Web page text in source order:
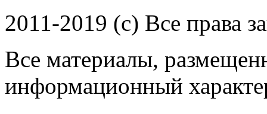
2011-2019 (c) Все права
Все материалы,
информационный